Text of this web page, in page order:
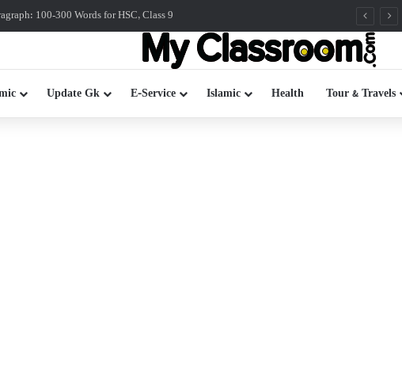
100-300 Words for HSC, Class 9
Update Gk E-Service Islamic Health Tour & Travels